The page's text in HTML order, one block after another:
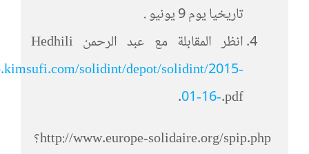
تاريخيا يوم 9 يونيو .
انظر المقابلة مع عبد الرحمن Hedhili
solidint/depot/solidint/2015-
01-16-.pdf.
http://www.europe-solidaire.org/spip.php؟